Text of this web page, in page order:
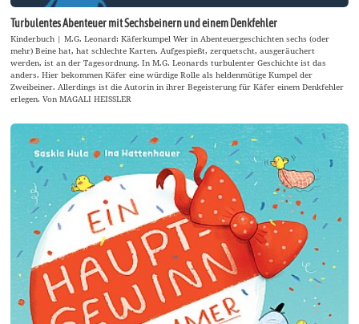
Turbulentes Abenteuer mit Sechsbeinern und einem Denkfehler
Kinderbuch | M.G. Leonard: Käferkumpel Wer in Abenteuergeschichten sechs (oder
mehr) Beine hat, hat schlechte Karten. Aufgespießt, zerquetscht, ausgeräuchert
werden, ist an der Tagesordnung. In M.G. Leonards turbulenter Geschichte ist das
anders. Hier bekommen Käfer eine würdige Rolle als heldenmütige Kumpel der
Zweibeiner. Allerdings ist die Autorin in ihrer Begeisterung für Käfer einem Denkfehler
erlegen. Von MAGALI HEISSLER